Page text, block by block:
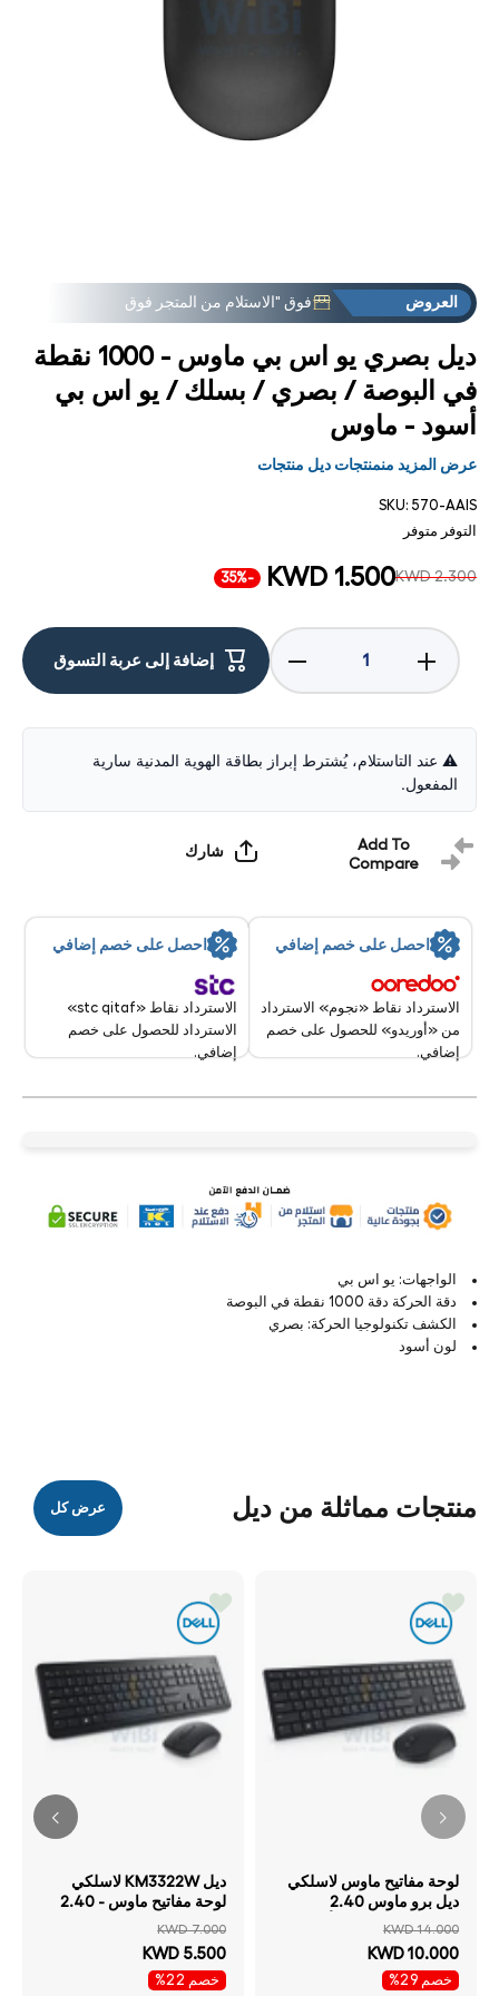
العروض فوق "الاستلام من المتجر فوق
ديل بصري يو اس بي ماوس - 1000 نقطة
في البوصة / بصري / بسلك / يو اس بي
أسود - ماوس
عرض المزيد منمنتجات ديل منتجات
SKU: 570-AAIS
التوفر
متوفر
KWD 2.300
KWD 1.500
-35%
Decrease
quantity
for Dell
Optical
Mouse -
1000dpi /
Wired /
Increase
quantity
for Dell
Optical
Mouse -
1000dpi
/ Optical
/ Wired /
Black -
Mouse
إضافة إلى عربة التسوق
⚠️ عند التاستلام، يُشترط إبراز بطاقة الهوية المدنية سارية
المفعول.
Add To
Compare
شارك
احصل على خصم إضافي
الاسترداد نقاط «نجوم» الاسترداد
من «أوريدو» للحصول على خصم
إضافي.
احصل على خصم إضافي
الاسترداد نقاط «stc qitaf»
الاسترداد للحصول على خصم
إضافي.
الواجهات: يو اس بي
دقة الحركة دقة 1000 نقطة في البوصة
الكشف تكنولوجيا الحركة: بصري
لون أسود
منتجات مماثلة من ديل عرض كل
لوحة مفاتيح ماوس لاسلكي
ديل برو ماوس 2.40
ماوس لوحة مفاتيح ماوس
KWD 14.000
KWD 10.000
خصم 29%
ديل KM3322W لاسلكي
لوحة مفاتيح ماوس - 2.40
لوحة مفاتيح ماوس كومبو
KWD 7.000
KWD 5.500
خصم 22%